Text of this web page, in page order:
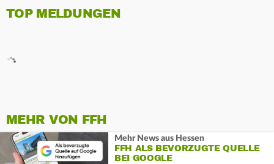
TOP MELDUNGEN
MEHR VON FFH
Mehr News aus Hessen
FFH ALS BEVORZUGTE QUELLE
BEI GOOGLE